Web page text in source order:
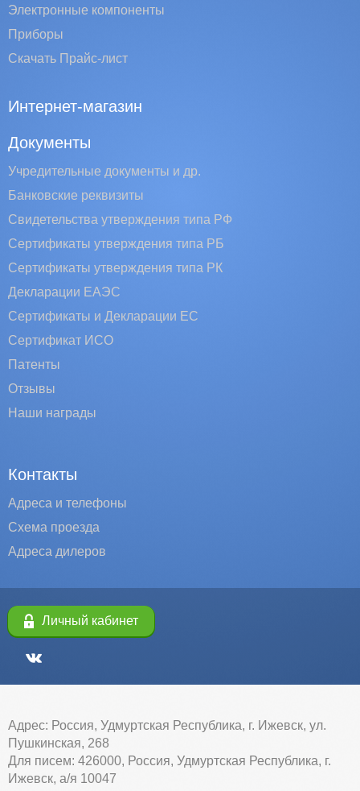
Электронные компоненты
Приборы
Скачать Прайс-лист
Интернет-магазин
Документы
Учредительные документы и др.
Банковские реквизиты
Свидетельства утверждения типа РФ
Сертификаты утверждения типа РБ
Сертификаты утверждения типа РК
Декларации ЕАЭС
Сертификаты и Декларации EC
Сертификат ИСО
Патенты
Отзывы
Наши награды
Контакты
Адреса и телефоны
Схема проезда
Адреса дилеров
Личный кабинет
Адрес: Россия, Удмуртская Республика, г. Ижевск, ул.
Пушкинская, 268
Для писем: 426000, Россия, Удмуртская Республика, г.
Ижевск, а/я 10047